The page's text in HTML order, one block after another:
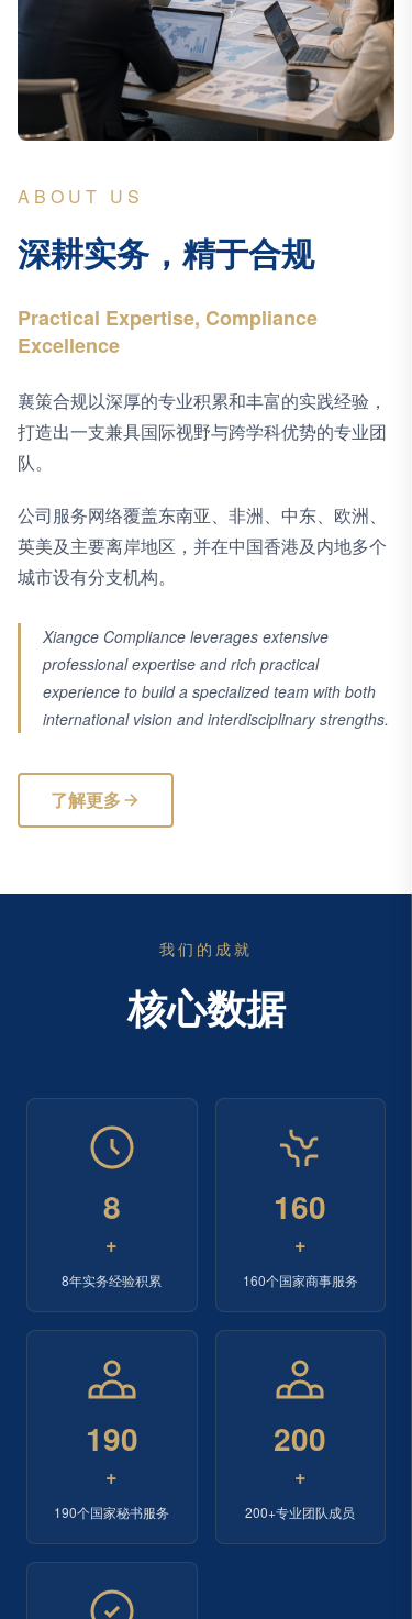
ABOUT US
深耕实务，精于合规
Practical Expertise, Compliance
Excellence
襄策合规以深厚的专业积累和丰富的实践经验，
打造出一支兼具国际视野与跨学科优势的专业团
队。
公司服务网络覆盖东南亚、非洲、中东、欧洲、
英美及主要离岸地区，并在中国香港及内地多个
城市设有分支机构。
Xiangce Compliance leverages extensive
professional expertise and rich practical
experience to build a specialized team with both
international vision and interdisciplinary strengths.
了解更多
我们的成就
核心数据
8
+
8年实务经验积累
160
+
160个国家商事服务
190
+
190个国家秘书服务
200
+
200+专业团队成员